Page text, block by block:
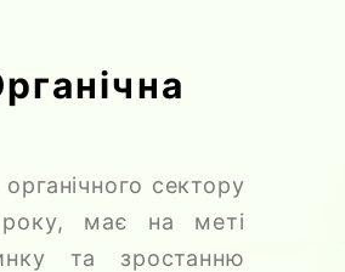
сектору
року, має на меті
та зростанню